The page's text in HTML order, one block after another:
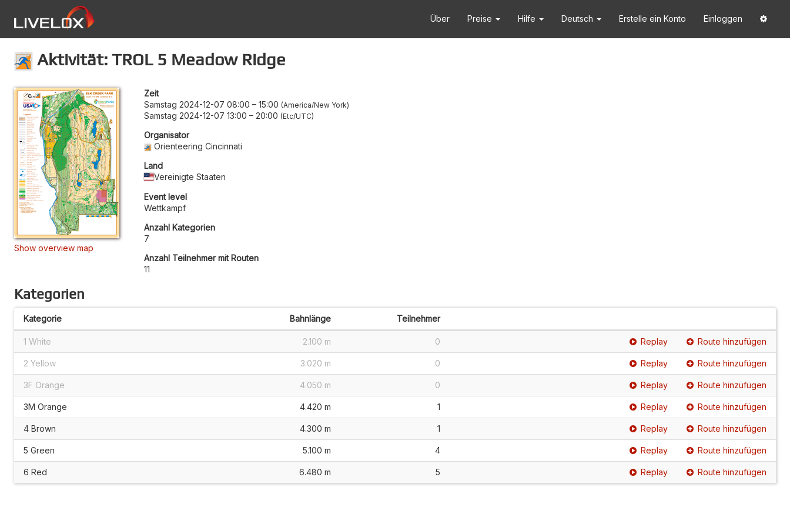
Über Preise Hilfe Deutsch Erstelle ein Konto Einloggen
Aktivität: TROL 5 Meadow Ridge
Show overview map
Zeit
Samstag 2024-12-07 08:00 – 15:00 America/New York
Samstag 2024-12-07 13:00 – 20:00 Etc/UTC
Organisator
Orienteering Cincinnati
Land
Vereinigte Staaten
Event level
Wettkampf
Anzahl Kategorien
7
Anzahl Teilnehmer mit Routen
11
Kategorien
Kategorie Bahnlänge Teilnehmer
1 White 2.100 m 0 Replay Route hinzufügen
2 Yellow 3.020 m 0 Replay Route hinzufügen
3F Orange 4.050 m 0 Replay Route hinzufügen
3M Orange 4.420 m 1 Replay Route hinzufügen
4 Brown 4.300 m 1 Replay Route hinzufügen
5 Green 5.100 m 4 Replay Route hinzufügen
6 Red 6.480 m 5 Replay Route hinzufügen